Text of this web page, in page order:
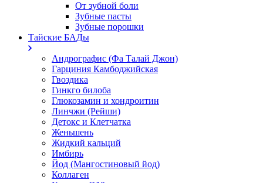
От зубной боли
Зубные пасты
Зубные порошки
Тайские БАДы
Андрографис (Фа Талай Джон)
Гарциния Камбоджийская
Гвоздика
Гинкго билоба
Глюкозамин и хондроитин
Линчжи (Рейши)
Детокс и Клетчатка
Женьшень
Жидкий кальций
Имбирь
Йод (Мангостиновый йод)
Коллаген